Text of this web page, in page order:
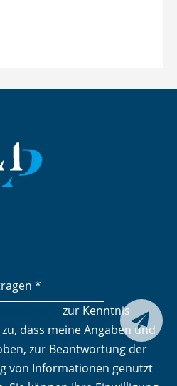
zur Kenntnis
dass meine Angaben und
zur Beantwortung der
von Informationen genutzt
Senden
